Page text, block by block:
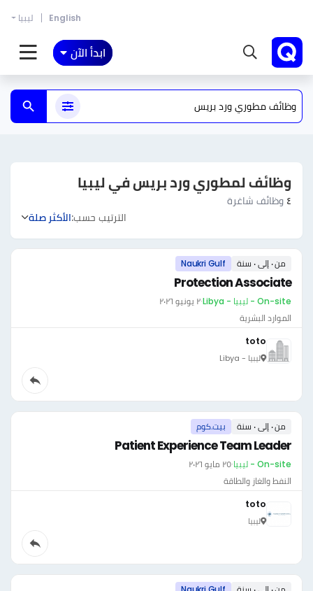
English ليبيا
ابدأ الآن
وظائف لمطوري ورد بريس في ليبيا
٤ وظائف شاغرة
الترتيب حسب:الأكثر صلة
من ٠ إلى ٠ سنة Naukri Gulf
Protection Associate
On-site - ليبيا - Libya ·٢ يونيو ٢٠٢٦
الموارد البشرية
toto
ليبيا - Libya
من ٠ إلى ٠ سنة بيت.كوم
Patient Experience Team Leader
On-site - ليبيا ·٢٥ مايو ٢٠٢٦
النفط والغاز والطاقة
toto
ليبيا